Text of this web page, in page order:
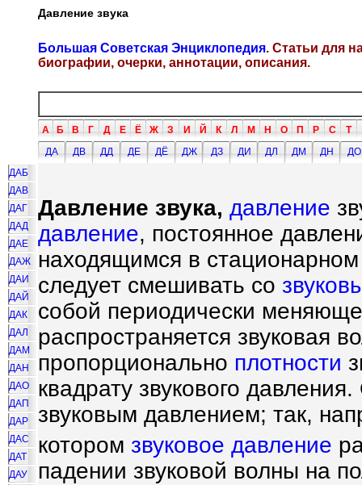
Давление звука
Большая Советская Энциклопедия. Статьи для
биографии, очерки, аннотации, описания.
А Б В Г Д Е Ё Ж З И Й К Л М Н О П Р С Т
ДА
ДВ ДД ДЕ ДЁ ДЖ ДЗ ДИ ДЛ ДМ ДН
ДО
ДАБ
ДАВ
ДАГ
ДАД
ДАЕ
ДАЖ
ДАИ
ДАЙ
ДАК
ДАЛ
ДАМ
ДАН
ДАО
ДАП
ДАР
ДАС
ДАТ
ДАУ
Давление звука, давление
давление, постоянное
находящимся в
следует смешивать со
собой периодически
распространяется звуковая
пропорционально плотности
квадрату звукового
звуковым давлением; так,
котором звуковое давление
падении звуковой волны на